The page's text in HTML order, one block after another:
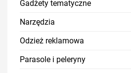
Gadżety tematyczne
Narzędzia
Odzież reklamowa
Parasole i peleryny